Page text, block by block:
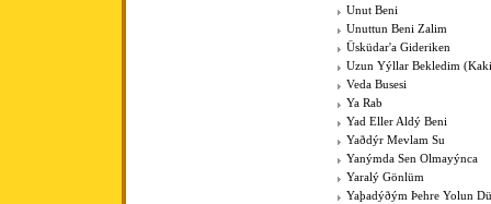
Unut Beni
Unuttun Beni Zalim
Üsküdar'a Gideriken
Uzun Yýllar Bekledim
Veda Busesi
Ya Rab
Yad Eller Aldý Beni
Yaðdýr Mevlam Su
Yanýmda Sen Olmayýnca
Yaralý Gönlüm
Yaþadýðým Þehre Yolun